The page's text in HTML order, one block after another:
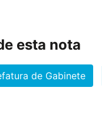
esta nota
de Gabinete